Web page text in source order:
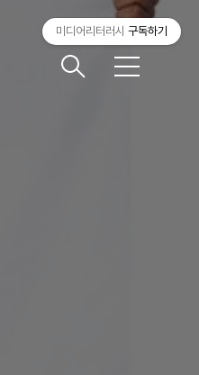
메
미디어리터러시 구독하기